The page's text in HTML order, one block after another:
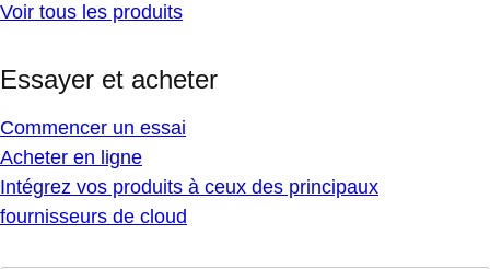
Voir tous les produits
Essayer et acheter
Commencer un essai
Acheter en ligne
Intégrez vos produits à ceux des principaux
fournisseurs de cloud